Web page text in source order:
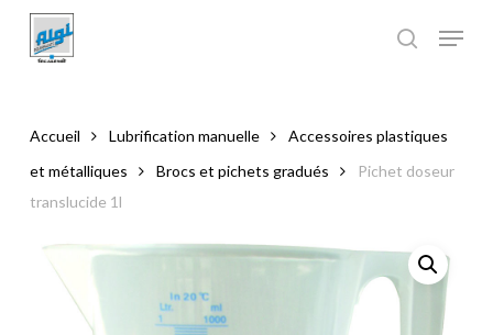
main
Accueil Lubrification manuelle
Accessoires plastiques
et métalliques
Brocs et pichets gradués
Pichet doseur
translucide 1l